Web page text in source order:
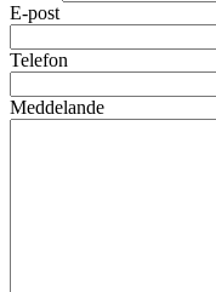
E-post
Telefon
Meddelande